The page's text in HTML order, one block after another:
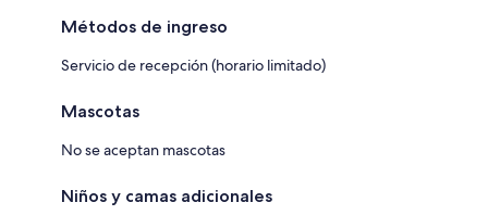
Métodos de ingreso
Servicio de recepción (horario limitado)
Mascotas
No se aceptan mascotas
Niños y camas adicionales